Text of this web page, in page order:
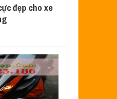
đẹp cho xe